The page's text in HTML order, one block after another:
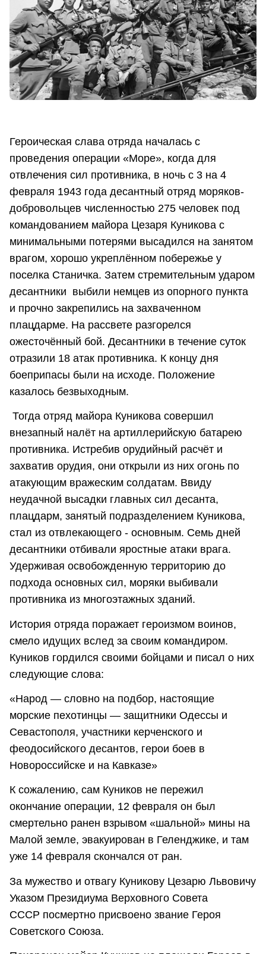
Героическая слава отряда началась с
проведения операции «Море», когда для
отвлечения сил противника, в ночь с 3 на 4
февраля 1943 года десантный отряд моряков-
добровольцев численностью 275 человек под
командованием майора Цезаря Куникова с
минимальными потерями высадился на занятом
врагом, хорошо укреплённом побережье у
поселка Станичка. Затем стремительным ударом
десантники выбили немцев из опорного пункта
и прочно закрепились на захваченном
плацдарме. На рассвете разгорелся
ожесточённый бой. Десантники в течение суток
отразили 18 атак противника. К концу дня
боеприпасы были на исходе. Положение
казалось безвыходным.
Тогда отряд майора Куникова совершил
внезапный налёт на артиллерийскую батарею
противника. Истребив орудийный расчёт и
захватив орудия, они открыли из них огонь по
атакующим вражеским солдатам. Ввиду
неудачной высадки главных сил десанта,
плацдарм, занятый подразделением Куникова,
стал из отвлекающего - основным. Семь дней
десантники отбивали яростные атаки врага.
Удерживая освобожденную территорию до
подхода основных сил, моряки выбивали
противника из многоэтажных зданий.
История отряда поражает героизмом воинов,
смело идущих вслед за своим командиром.
Куников гордился своими бойцами и писал о них
следующие слова:
«Народ — словно на подбор, настоящие
морские пехотинцы — защитники Одессы и
Севастополя, участники керченского и
феодосийского десантов, герои боев в
Новороссийске и на Кавказе»
К сожалению, сам Куников не пережил
окончание операции, 12 февраля он был
смертельно ранен взрывом «шальной» мины на
Малой земле, эвакуирован в Геленджике, и там
уже 14 февраля скончался от ран.
За мужество и отвагу Куникову Цезарю Львовичу
Указом Президиума Верховного Совета
СССР посмертно присвоено звание Героя
Советского Союза.